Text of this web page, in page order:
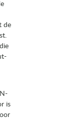
de
is